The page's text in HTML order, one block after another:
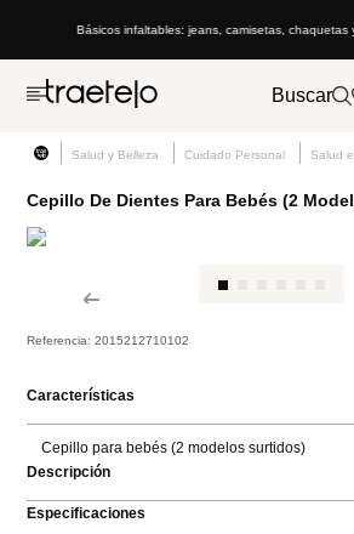
Básicos infaltables: jeans, camisetas, chaquetas
Buscar
Salud y Belleza Cuidado Personal Salud
Cepillo De Dientes Para Bebés (2
Referencia:2015212710102
Características
Cepillo para bebés (2 modelos surtidos)
Descripción
Especificaciones